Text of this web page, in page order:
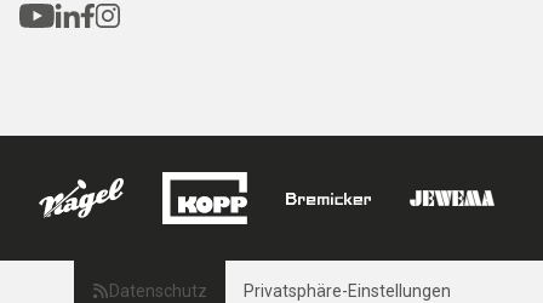
Datenschutz Privatsphäre-Einstellungen